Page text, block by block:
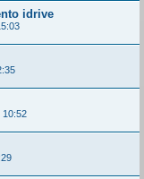
idrive
10:52